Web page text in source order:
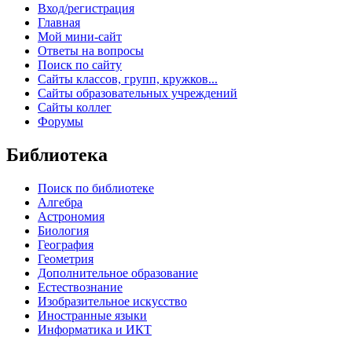
Вход/регистрация
Главная
Мой мини-сайт
Ответы на вопросы
Поиск по сайту
Сайты классов, групп, кружков...
Сайты образовательных учреждений
Сайты коллег
Форумы
Библиотека
Поиск по библиотеке
Алгебра
Астрономия
Биология
География
Геометрия
Дополнительное образование
Естествознание
Изобразительное искусство
Иностранные языки
Информатика и ИКТ